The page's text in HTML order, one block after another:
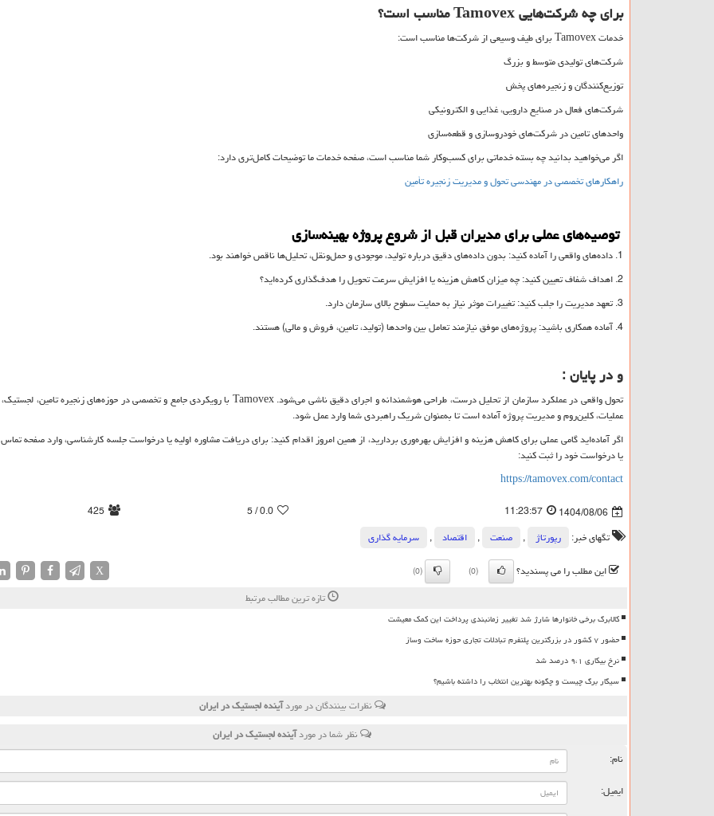
برای چه شرکت‌هاییTamovexمناسب است؟
خدماتTamovexبرای طیف وسیعی از شرکت‌ها مناسب است:
شرکت‌های تولیدی متوسط و بزرگ
توزیع‌کنندگان و زنجیره‌های پخش
شرکت‌های فعال در صنایع دارویی، غذایی و الکترونیکی
واحدهای تامین در شرکت‌های خودروسازی و قطعه‌سازی
اگر می‌خواهید بدانید چه بسته خدماتی برای کسب‌وکار شما مناسب است، صفحه خدمات ما توضیحات کامل‌تری دارد:
راهکارهای تخصصی در مهندسی تحول و مدیریت زنجیره تأمین
توصیه‌های عملی برای مدیران قبل از شروع پروژه بهینه‌سازی
1. داده‌های واقعی را آماده کنید: بدون داده‌های دقیق درباره تولید، موجودی و حمل‌ونقل، تحلیل‌ها ناقص خواهند بود.
2. اهداف شفاف تعیین کنید: چه میزان کاهش هزینه یا افزایش سرعت تحویل را هدف‌گذاری کرده‌اید؟
3. تعهد مدیریت را جلب کنید: تغییرات موثر نیاز به حمایت سطوح بالای سازمان دارد.
4. آماده همکاری باشید: پروژه‌های موفق نیازمند تعامل بین واحدها (تولید، تامین، فروش و مالی) هستند.
و در پایان :
تحول واقعی در عملکرد سازمان از تحلیل درست، طراحی هوشمندانه و اجرای دقیق ناشی می‌شود.Tamovexبا رویکردی جامع و تخصصی در حوزه‌های زنجیره تامین،
عملیات، کلین‌روم و مدیریت پروژه آماده است تا به‌عنوان شریک راهبردی شما وارد عمل شود.
اگر آماده‌اید گامی عملی برای کاهش هزینه و افزایش بهره‌وری بردارید، از همین امروز اقدام کنید: برای دریافت مشاوره اولیه یا درخواست جلسه کارشناسی، وارد صفحه
یا درخواست خود را ثبت کنید:
https://tamovex.com/contact
1404/08/06
11:23:57
0.0
/ 5
425
تگهای خبر:
رپورتاژ , صنعت , اقتصاد ,
سرمایه گذاری
این مطلب را می پسندید؟
(0)
(0)
X
تازه ترین مطالب مرتبط
کالابرگ برخی خانوارها شارژ شد تغییر زمانبندی پرداخت این کمک معیشت
حضور ۷ کشور در بزرگترین پلتفرم تبادلات تجاری حوزه ساخت وساز
نرخ بیکاری ۹،۱ درصد شد
سیگار برگ چیست و چگونه بهترین انتخاب را داشته باشیم؟
نظرات بینندگان در موردآینده لجستیک در ایران
نظر شما در موردآینده لجستیک در ایران
نام:
ایمیل: